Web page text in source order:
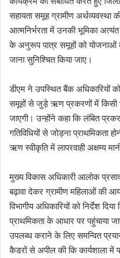
सहायता समूह ग्रामीण
आत्मनिर्भरता में उनकी भूमिका
के अनुरूप पात्र समूहों को योजनाओं
जाना सुनिश्चित किया जाए।
डीएम ने उपस्थित बैंक अधिकारियों
समूहों से जुड़े ऋण प्रकरणों में किसी
जाएगी। उन्होंने कहा कि लंबित
गतिविधियों से जोड़ना प्राथमिकता
ऋण स्वीकृति में लापरवाही अक्षम्य
मुख्य विकास अधिकारी आलोक
बढ़ावा देकर ग्रामीण महिलाओं की
विभागीय अधिकारियों को निर्देश
प्राथमिकता के आधार पर पहुंचाया
उपलब्ध कराने के लिए समन्वित
कैडरों से अपील की कि कार्यशाला में